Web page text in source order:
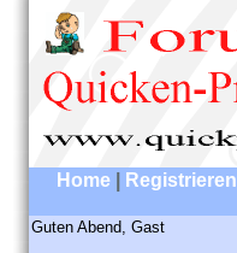
Home Registrieren
Guten Abend, Gast